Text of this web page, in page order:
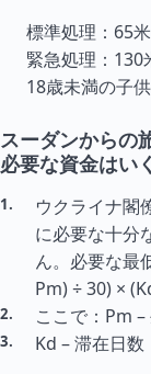
標準処理：65
緊急処理：130
18歳未満の子
スーダンからの
必要な資金はい
ウクライナ閣
に必要な十分
ん。必要な最
Pm) ÷ 30) ×
ここで：Pm –
Kd – 滞在日数